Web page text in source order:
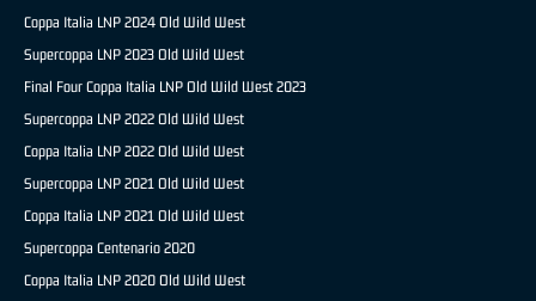
Coppa Italia LNP 2024 Old Wild West
Supercoppa LNP 2023 Old Wild West
Final Four Coppa Italia LNP Old Wild West 2023
Supercoppa LNP 2022 Old Wild West
Coppa Italia LNP 2022 Old Wild West
Supercoppa LNP 2021 Old Wild West
Coppa Italia LNP 2021 Old Wild West
Supercoppa Centenario 2020
Coppa Italia LNP 2020 Old Wild West